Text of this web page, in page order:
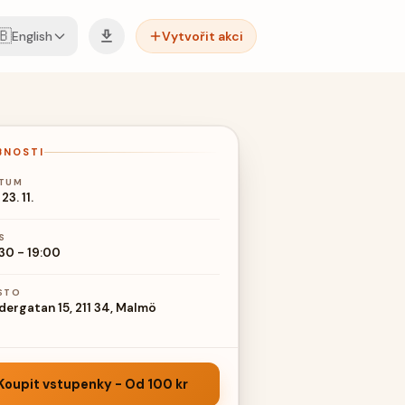
English Vytvořit akci
11.
- 19:00
15, 211 34, Malmö
vstupenky - Od 100 kr